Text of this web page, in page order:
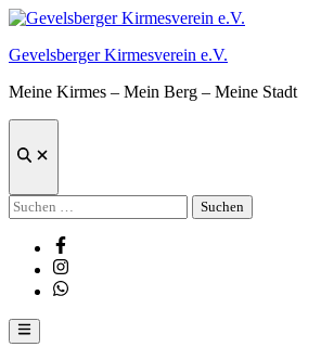
Zum
springen
Gevelsberger Kirmesverein e.V.
Meine Kirmes – Mein Berg – Meine Stadt
Suche
Suchen
nach:
Facebook
Instagram
Whatsapp
Hauptmenü